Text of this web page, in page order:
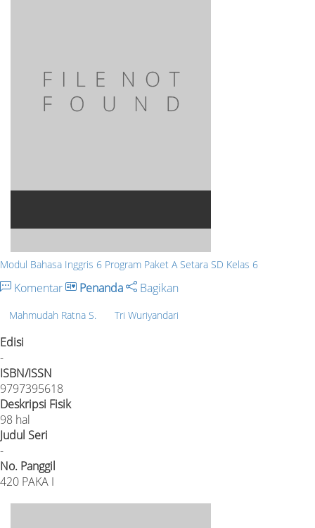
Modul Bahasa Inggris 6 Program Paket A Setara SD Kelas 6
Komentar Penanda Bagikan
Mahmudah Ratna S. Tri Wuriyandari
Edisi
-
ISBN/ISSN
9797395618
Deskripsi Fisik
98 hal
Judul Seri
-
No. Panggil
420 PAKA I